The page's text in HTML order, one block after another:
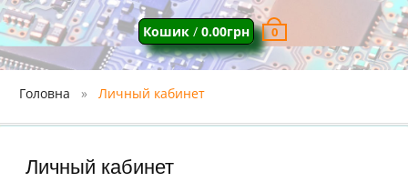
Кошик/ 0.00грн 0
Головна Личный кабинет
Личный кабинет